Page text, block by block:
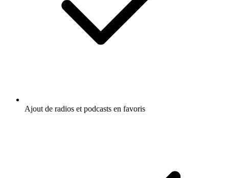
Ajout de radios et podcasts en favoris